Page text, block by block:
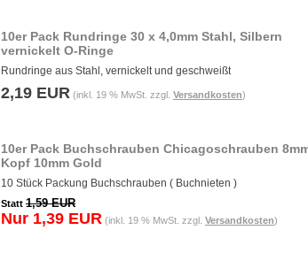
10er Pack Rundringe 30 x 4,0mm Stahl, Silbern
vernickelt O-Ringe
Rundringe aus Stahl, vernickelt und geschweißt
2,19 EUR (inkl. 19 % MwSt. zzgl. Versandkosten)
10er Pack Buchschrauben Chicagoschrauben
Kopf 10mm Gold
10 Stück Packung Buchschrauben ( Buchnieten )
Statt 1,59 EUR
Nur 1,39 EUR (inkl. 19 % MwSt. zzgl. Versandkosten)